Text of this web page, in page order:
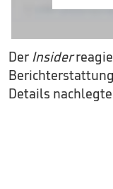
Der Insider
Details